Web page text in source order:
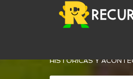
HISTORICAS Y